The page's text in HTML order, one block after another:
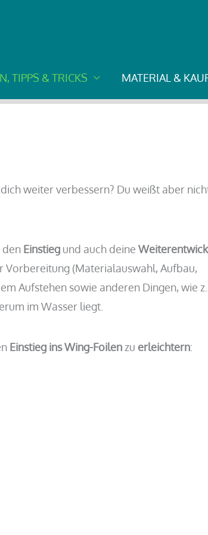
TIPPS & TRICKS MATERIAL &
weiter verbessern? Du weißt aber
Einstieg und auch deine
(Materialauswahl, Aufbau,
Aufstehen sowie anderen Dingen, wie
im Wasser liegt.
Einstieg ins Wing-Foilen zu erleichtern: